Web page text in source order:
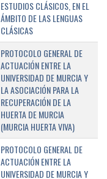
ESTUDIOS CLÁSICOS, EN EL
ÁMBITO DE LAS LENGUAS
CLÁSICAS
PROTOCOLO GENERAL DE
ACTUACIÓN ENTRE LA
UNIVERSIDAD DE MURCIA Y
LA ASOCIACIÓN PARA LA
RECUPERACIÓN DE LA
HUERTA DE MURCIA
(MURCIA HUERTA VIVA)
PROTOCOLO GENERAL DE
ACTUACIÓN ENTRE LA
UNIVERSIDAD DE MURCIA Y